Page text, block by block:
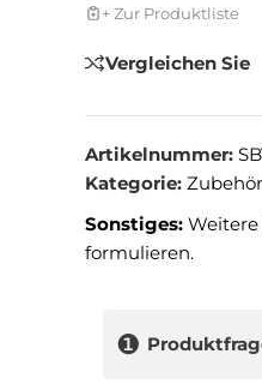
+ Zur Produktliste
Vergleichen Sie
Artikelnummer:
Kategorie:
Sonstiges:
formulieren.
❶